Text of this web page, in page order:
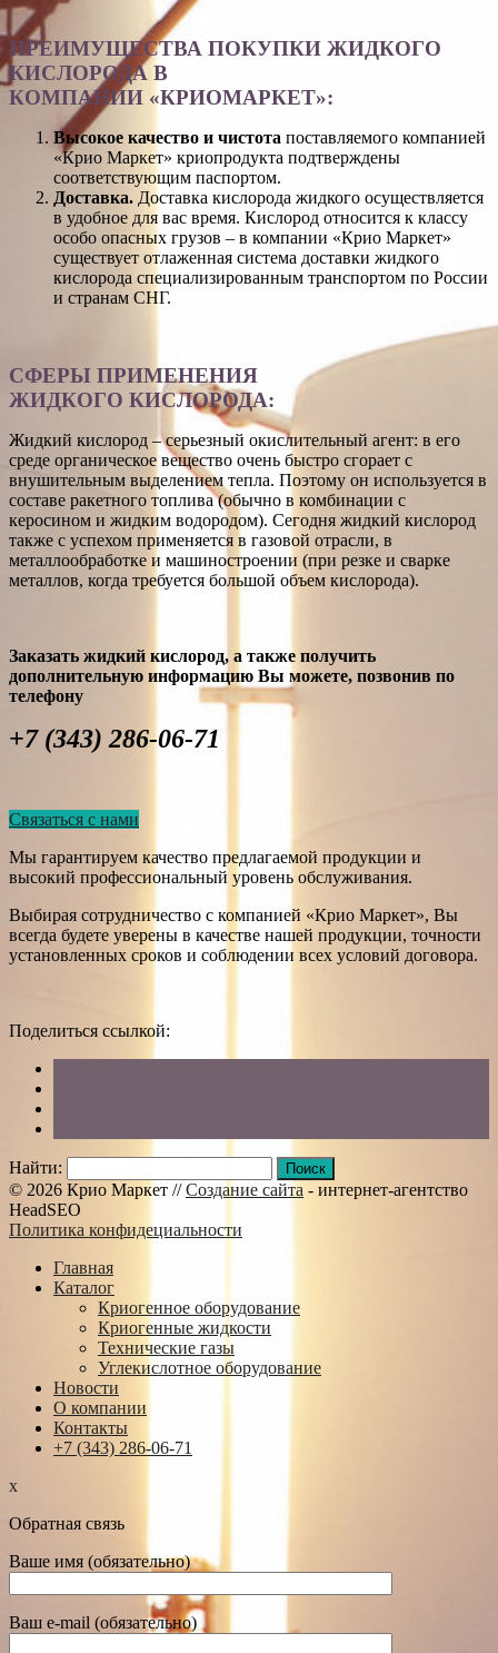
ПРЕИМУЩЕСТВА ПОКУПКИ ЖИДКОГО
КИСЛОРОДА В
КОМПАНИИ «КРИОМАРКЕТ»:
Высокое качество и чистота поставляемого компанией
«Крио Маркет» криопродукта подтверждены
соответствующим паспортом.
Доставка. Доставка кислорода жидкого осуществляется
в удобное для вас время. Кислород относится к классу
особо опасных грузов – в компании «Крио Маркет»
существует отлаженная система доставки жидкого
кислорода специализированным транспортом по России
и странам СНГ.
СФЕРЫ ПРИМЕНЕНИЯ
ЖИДКОГО КИСЛОРОДА:
Жидкий кислород – серьезный окислительный агент: в его
среде органическое вещество очень быстро сгорает с
внушительным выделением тепла. Поэтому он используется в
составе ракетного топлива (обычно в комбинации с
керосином и жидким водородом). Сегодня жидкий кислород
также с успехом применяется в газовой отрасли, в
металлообработке и машиностроении (при резке и сварке
металлов, когда требуется большой объем кислорода).
Заказать жидкий кислород, а также получить
дополнительную информацию Вы можете, позвонив по
телефону
+7 (343) 286-06-71
Связаться с нами
Мы гарантируем качество предлагаемой продукции и
высокий профессиональный уровень обслуживания.
Выбирая сотрудничество с компанией «Крио Маркет», Вы
всегда будете уверены в качестве нашей продукции, точности
установленных сроков и соблюдении всех условий договора.
Поделиться ссылкой:
Найти:
© 2026 Крио Маркет //Создание сайта - интернет-агентство
HeadSEO
Политика конфидециальности
Главная
Каталог
Криогенное оборудование
Криогенные жидкости
Технические газы
Углекислотное оборудование
Новости
О компании
Контакты
+7 (343) 286-06-71
x
Обратная связь
Ваше имя (обязательно)
Ваш e-mail (обязательно)